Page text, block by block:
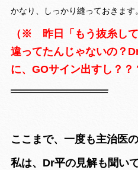
かなり、しっかり縫っておきます。
（※ 昨日「もう抜糸し
違ってたんじゃないの？
に、GOサイン出すし？？
ここまで、一度も主治医
私は、Dr平の見解も聞いて